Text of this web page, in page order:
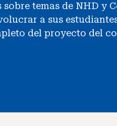
temas de NHD y
a sus
del proyecto del